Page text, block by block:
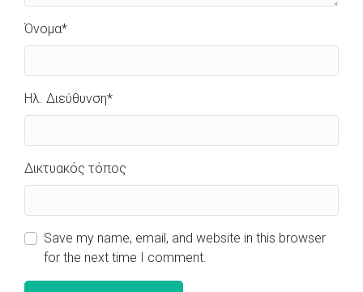
Όνομα*
Ηλ. Διεύθυνση*
Δικτυακός τόπος
Save my name, email, and website in this browser
for the next time I comment.